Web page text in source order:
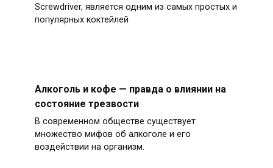
Screwdriver, является одним из самых простых и
популярных коктейлей
Алкоголь и кофе — правда о влиянии на
состояние трезвости
В современном обществе существует
множество мифов об алкоголе и его
воздействии на организм.